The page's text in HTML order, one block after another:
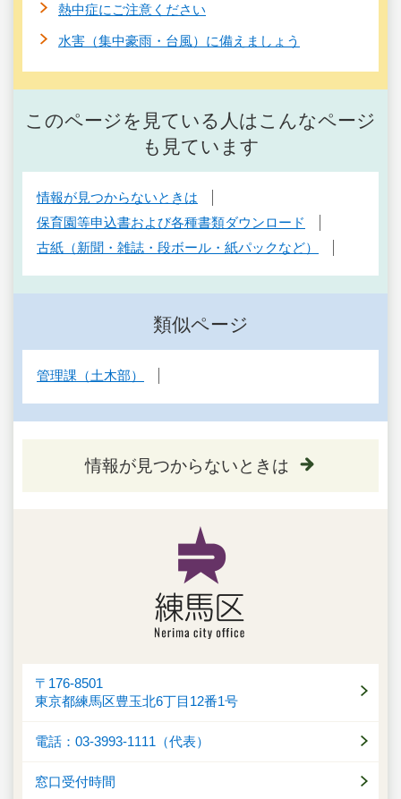
熱中症にご注意ください
水害（集中豪雨・台風）に備えましょう
このページを見ている人はこんなページ
も見ています
情報が見つからないときは
保育園等申込書および各種書類ダウンロード
古紙（新聞・雑誌・段ボール・紙パックなど）
類似ページ
管理課（土木部）
情報が見つからないときは
〒176-8501
東京都練馬区豊玉北6丁目12番1号
電話：03-3993-1111（代表）
窓口受付時間